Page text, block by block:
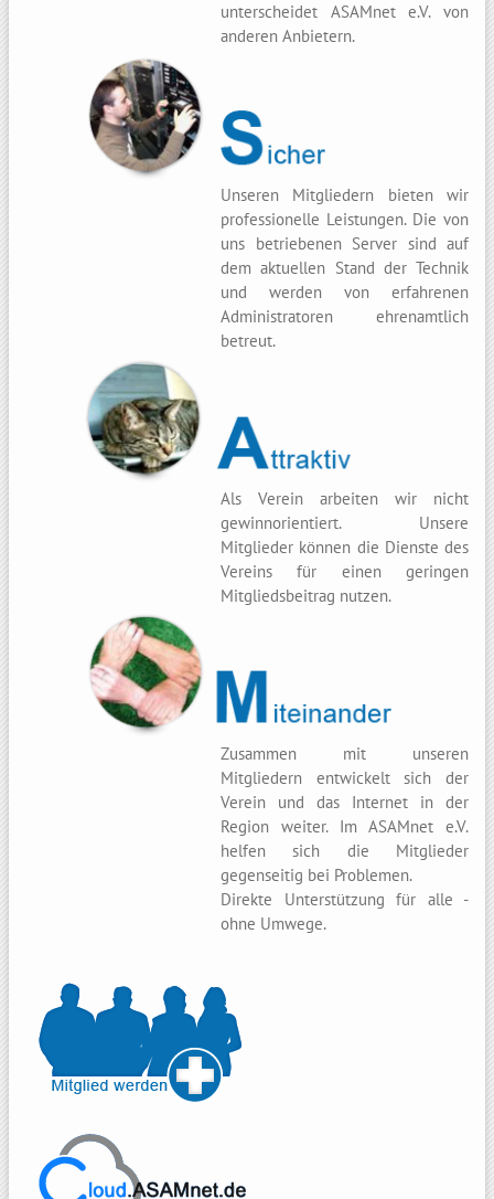
unterscheidet ASAMnet e.V. von
anderen Anbietern.
Unseren Mitgliedern bieten wir
professionelle Leistungen. Die von
uns betriebenen Server sind auf
dem aktuellen Stand der Technik
und werden von erfahrenen
Administratoren ehrenamtlich
betreut.
Als Verein arbeiten wir nicht
gewinnorientiert. Unsere
Mitglieder können die Dienste des
Vereins für einen geringen
Mitgliedsbeitrag nutzen.
Zusammen mit unseren
Mitgliedern entwickelt sich der
Verein und das Internet in der
Region weiter. Im ASAMnet e.V.
helfen sich die Mitglieder
gegenseitig bei Problemen.
Direkte Unterstützung für alle -
ohne Umwege.